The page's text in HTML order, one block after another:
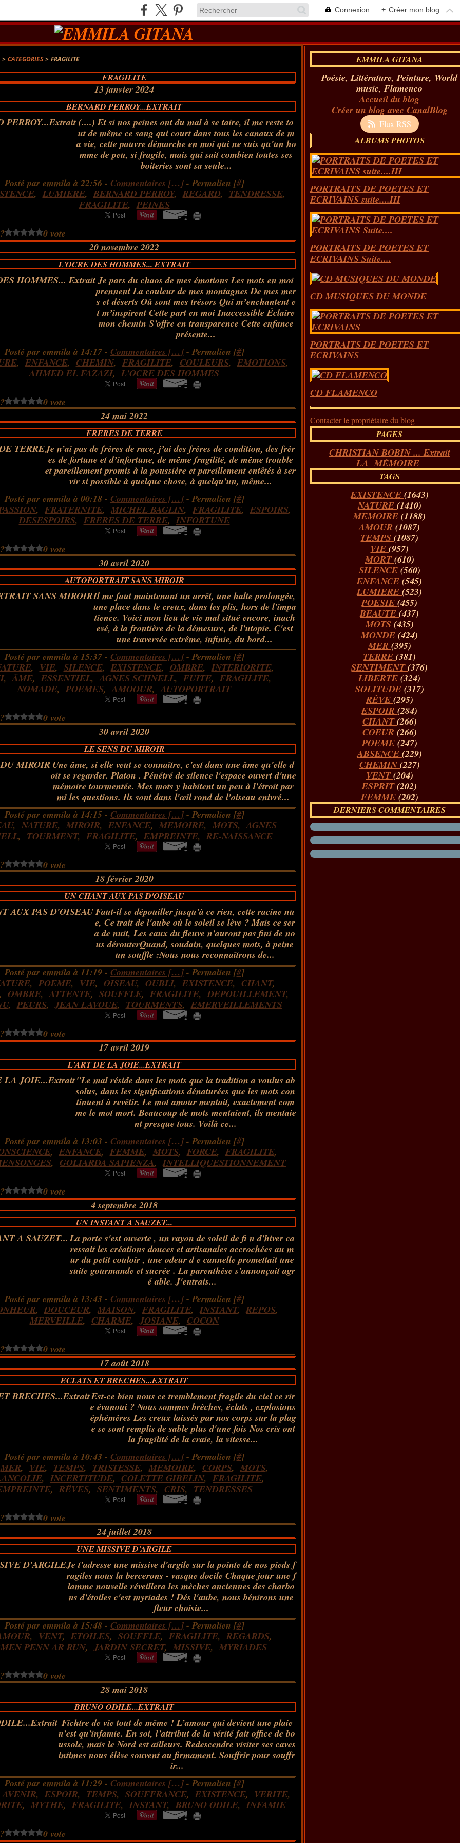
Connexion + Créer mon blog
> CATEGORIES > FRAGILITE
FRAGILITE
13 janvier 2024
BERNARD PERROY...EXTRAIT
(....) Et si nos peines ont du mal à se taire, il me reste to
ut de même ce sang qui court dans tous les canaux de m
a vie, cette pauvre démarche en moi qui ne suis qu'un ho
mme de peu, si fragile, mais qui sait combien toutes ses
boiteries sont sa seule...
Posté par emmila à 22:56 - Commentaires […]- Permalien [#]
, LUMIERE, BERNARD PERROY, REGARD, TENDRESSE,
FRAGILITE, PEINES
0 vote
20 novembre 2022
L'OCRE DES HOMMES... EXTRAIT
Je pars du chaos de mes émotions Les mots en moi
prennent La couleur de mes montagnes De mes mer
s et déserts Où sont mes trésors Qui m’enchantent e
t m’inspirent Cette part en moi Inaccessible Éclaire
mon chemin S’offre en transparence Cette enfance
présente...
Posté par emmila à 14:17 - Commentaires […]- Permalien [#]
, ENFANCE, CHEMIN, FRAGILITE, COULEURS, EMOTIONS,
AHMED EL FAZAZI, L'OCRE DES HOMMES
0 vote
24 mai 2022
FRERES DE TERRE
Je n’ai pas de frères de race, j’ai des frères de condition, des frèr
es de fortune et d’infortune, de même fragilité, de même trouble
et pareillement promis à la poussière et pareillement entêtés à ser
vir si possible à quelque chose, à quelqu’un, même...
Posté par emmila à 00:18 - Commentaires […]- Permalien [#]
, FRATERNITE, MICHEL BAGLIN, FRAGILITE, ESPOIRS,
DESESPOIRS, FRERES DE TERRE,INFORTUNE
0 vote
30 avril 2020
AUTOPORTRAIT SANS MIROIR
Il me faut maintenant un arrêt, une halte prolongée,
une place dans le creux, dans les plis, hors de l'impa
tience. Voici mon lieu de vie mal situé encore, inach
evé, à la frontière de la démesure, de l'utopie. C'est
une traversée extrême, infinie, du bord...
Posté par emmila à 15:37 - Commentaires […]- Permalien [#]
, VIE, SILENCE, EXISTENCE, OMBRE,INTERIORITE,
,ÂME, ESSENTIEL,AGNES SCHNELL, FUITE, FRAGILITE,
NOMADE, POEMES,AMOOUR,AUTOPORTRAIT
0 vote
30 avril 2020
LE SENS DU MIROIR
Une âme, si elle veut se connaître, c'est dans une âme qu'elle d
oit se regarder. Platon . Pénétré de silence l'espace ouvert d'une
mémoire tourmentée. Mes mots y habitent un peu à l'étroit par
mi les questions. Ils sont dans l'œil rond de l'oiseau enivré...
Posté par emmila à 14:15 - Commentaires […]- Permalien [#]
, NATURE, MIROIR, ENFANCE, MEMOIRE, MOTS,AGNES
, TOURMENT, FRAGILITE, EMPREINTE, RE-NAISSANCE
0 vote
18 février 2020
UN CHANT AUX PAS D'OISEAU
Faut-il se dépouiller jusqu'à ce rien, cette racine nu
e, Ce trait de l'aube où le soleil se lève ? Mais ce ser
a de nuit, Les eaux du fleuve n'auront pas fini de no
us dérouterQuand, soudain, quelques mots, à peine
un souffle :Nous nous reconnaîtrons de...
Posté par emmila à 11:19 - Commentaires […]- Permalien [#]
, POEME, VIE, OISEAU, OUBLI, EXISTENCE, CHANT,
OMBRE,ATTENTE, SOUFFLE, FRAGILITE,DEPOUILLEMENT,
, PEURS,JEAN LAVOUE, TOURMENTS, EMERVEILLEMENTS
0 vote
17 avril 2019
L'ART DE LA JOIE...EXTRAIT
"Le mal réside dans les mots que la tradition a voulus ab
solus, dans les significations dénaturées que les mots con
tinuent à revêtir. Le mot amour mentait, exactement com
me le mot mort. Beaucoup de mots mentaient, ils mentaie
nt presque tous. Voilà ce...
Posté par emmila à 13:03 - Commentaires […]- Permalien [#]
, ENFANCE, FEMME, MOTS, FORCE, FRAGILITE,
, GOLIARDA SAPIENZA,INTELLIQUESTIONNEMENT
0 vote
4 septembre 2018
UN INSTANT A SAUZET...
La porte s'est ouverte , un rayon de soleil de fi n d'hiver ca
ressait les créations douces et artisanales accrochées au m
ur du petit couloir , une odeur d e cannelle promettait une
suite gourmande et sucrée . La parenthèse s'annonçait agr
é able. J'entrais...
Posté par emmila à 13:43 - Commentaires […]- Permalien [#]
,DOUCEUR, MAISON, FRAGILITE,INSTANT, REPOS,
MERVEILLE, CHARME,JOSIANE, COCON
0 vote
17 août 2018
ECLATS ET BRECHES...EXTRAIT
Est-ce bien nous ce tremblement fragile du ciel ce rir
e évanoui ? Nous sommes brèches, éclats , explosions
éphémères Les creux laissés par nos corps sur la plag
e se sont remplis de sable plus d'une fois Nos cris ont
la fragilité de la craie, la vitesse...
Posté par emmila à 10:43 - Commentaires […]- Permalien [#]
MER, VIE, TEMPS, TRISTESSE, MEMOIRE, CORPS, MOTS,
,INCERTITUDE, COLETTE GIBELIN, FRAGILITE,
, RÊVES, SENTIMENTS, CRIS, TENDRESSES
0 vote
24 juillet 2018
UNE MISSIVE D'ARGILE
Je t'adresse une missive d'argile sur la pointe de nos pieds f
ragiles nous la bercerons - vasque docile Chaque jour une f
lamme nouvelle réveillera les mèches anciennes des charbo
ns d'étoiles c'est myriades ! Dés l'aube, nous bénirons une
fleur choisie...
Posté par emmila à 15:48 - Commentaires […]- Permalien [#]
, VENT, ETOILES, SOUFFLE, FRAGILITE, REGARDS,
PENN AR RUN,JARDIN SECRET, MISSIVE, MYRIADES
0 vote
28 mai 2018
BRUNO ODILE...EXTRAIT
Fichtre de vie tout de même ! L’amour qui devient une plaie
n’est qu’infamie. En soi, l’attribut de la vérité fait office de bo
ussole, mais le Nord est ailleurs. Redescendre visiter ses caves
intimes nous élève souvent au firmament. Souffrir pour souffr
ir...
Posté par emmila à 11:29 - Commentaires […]- Permalien [#]
AVENIR, ESPOIR, TEMPS, SOUFFRANCE, EXISTENCE, VERITE,
, MYTHE, FRAGILITE,INSTANT, BRUNO ODILE,INFAMIE
0 vote
EMMILA GITANA
Poésie, Littérature, Peinture, World
music, Flamenco
Accueil du blog
Créer un blog avec CanalBlog
Flux RSS
ALBUMS PHOTOS
PORTRAITS DE POETES ET
ECRIVAINS suite....III
PORTRAITS DE POETES ET
ECRIVAINS Suite....
CD MUSIQUES DU MONDE
PORTRAITS DE POETES ET
ECRIVAINS
CD FLAMENCO
Contacter le propriétaire du blog
PAGES
CHRISTIAN BOBIN ... Extrait
LA MÉMOIRE
TAGS
EXISTENCE (1643)
NATURE (1410)
MEMOIRE(1188)
AMOUR(1087)
TEMPS(1087)
VIE(957)
MORT(610)
SILENCE (560)
ENFANCE(545)
LUMIERE(523)
POESIE(455)
BEAUTE(437)
MOTS (435)
MONDE(424)
MER (395)
TERRE(381)
SENTIMENT(376)
LIBERTE(324)
SOLITUDE (317)
RÊVE (295)
ESPOIR(284)
CHANT(266)
COEUR (266)
POEME (247)
ABSENCE (229)
CHEMIN(227)
VENT(204)
ESPRIT(202)
FEMME (202)
DERNIERS COMMENTAIRES